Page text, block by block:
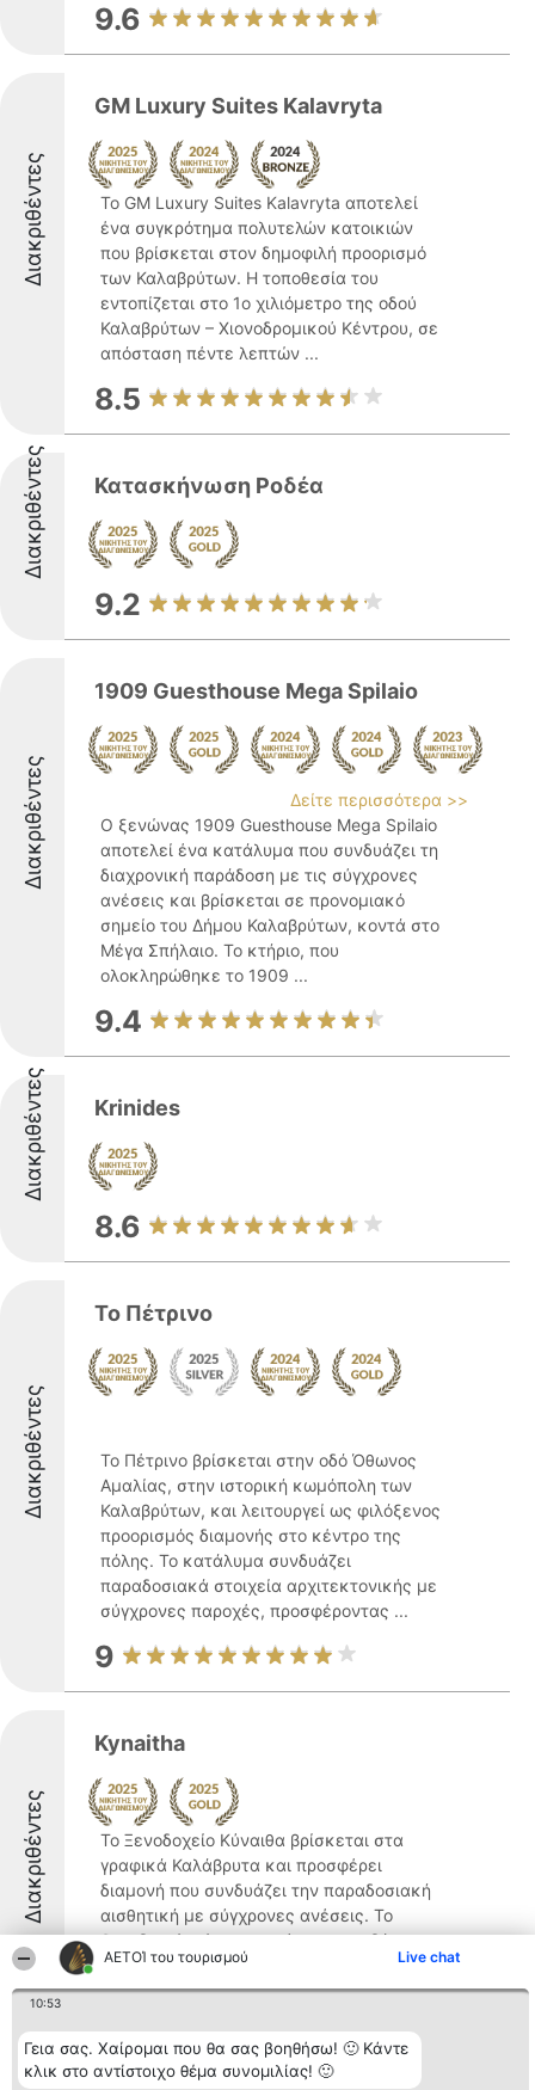
ΑΕΤΟΊ του τουρισμού Live chat
10:53
Γεια σας. Χαίρομαι που θα σας βοηθήσω! 🙂 Κάντε
κλικ στο αντίστοιχο θέμα συνομιλίας! 🙂
9.6
Διακριθέντες
GM Luxury Suites Kalavryta
Το GM Luxury Suites Kalavryta αποτελεί
ένα συγκρότημα πολυτελών κατοικιών
που βρίσκεται στον δημοφιλή προορισμό
των Καλαβρύτων. Η τοποθεσία του
εντοπίζεται στο 1ο χιλιόμετρο της οδού
Καλαβρύτων – Χιονοδρομικού Κέντρου, σε
απόσταση πέντε λεπτών ...
8.5
Διακριθέντες Κατασκήνωση Ροδέα
9.2
Διακριθέντες
1909 Guesthouse Mega Spilaio
Δείτε περισσότερα >>
Ο ξενώνας 1909 Guesthouse Mega Spilaio
αποτελεί ένα κατάλυμα που συνδυάζει τη
διαχρονική παράδοση με τις σύγχρονες
ανέσεις και βρίσκεται σε προνομιακό
σημείο του Δήμου Καλαβρύτων, κοντά στο
Μέγα Σπήλαιο. Το κτήριο, που
ολοκληρώθηκε το 1909 ...
9.4
Διακριθέντες Krinides
8.6
Διακριθέντες
Το Πέτρινο
Το Πέτρινο βρίσκεται στην οδό Όθωνος
Αμαλίας, στην ιστορική κωμόπολη των
Καλαβρύτων, και λειτουργεί ως φιλόξενος
προορισμός διαμονής στο κέντρο της
πόλης. Το κατάλυμα συνδυάζει
παραδοσιακά στοιχεία αρχιτεκτονικής με
σύγχρονες παροχές, προσφέροντας ...
9
Διακριθέντες
Kynaitha
Το Ξενοδοχείο Κύναιθα βρίσκεται στα
γραφικά Καλάβρυτα και προσφέρει
διαμονή που συνδυάζει την παραδοσιακή
αισθητική με σύγχρονες ανέσεις. Το
ξενοδοχείο είναι χτισμένο στην οδό
Εθνικής Αντιστάσεως 11, στην κεντρική
πλατεία, προσφέροντας θέα ...
9.1